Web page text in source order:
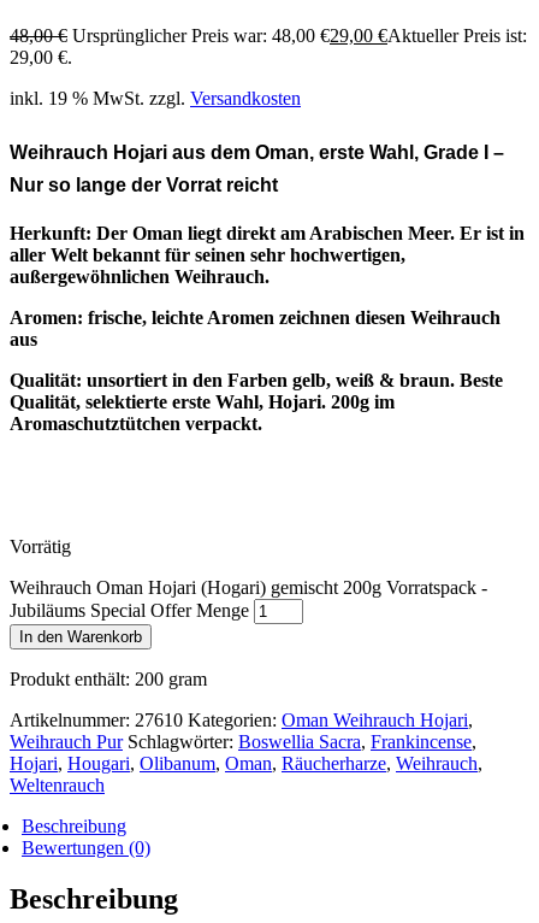
48,00€ Ursprünglicher Preis war: 48,00 €29,00 €Aktueller Preis ist:
29,00 €.
inkl. 19 % MwSt. zzgl. Versandkosten
Weihrauch Hojari aus dem Oman, erste Wahl, Grade I –
Nur so lange der Vorrat reicht
Herkunft: Der Oman liegt direkt am Arabischen Meer. Er ist in
aller Welt bekannt für seinen sehr hochwertigen,
außergewöhnlichen Weihrauch.
Aromen: frische, leichte Aromen zeichnen diesen Weihrauch
aus
Qualität: unsortiert in den Farben gelb, weiß & braun. Beste
Qualität, selektierte erste Wahl, Hojari. 200g im
Aromaschutztütchen verpackt.
Vorrätig
Weihrauch Oman Hojari (Hogari) gemischt 200g Vorratspack -
Jubiläums Special Offer Menge
In den Warenkorb
Produkt enthält: 200 gram
Artikelnummer: 27610 Kategorien: Oman Weihrauch Hojari,
Weihrauch Pur Schlagwörter: Boswellia Sacra, Frankincense,
Hojari, Hougari, Olibanum, Oman, Räucherharze, Weihrauch,
Weltenrauch
Beschreibung
Bewertungen (0)
Beschreibung